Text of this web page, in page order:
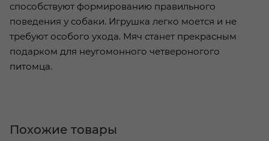
способствуют формированию правильного
поведения у собаки. Игрушка легко моется и не
требуют особого ухода. Мяч станет прекрасным
подарком для неугомонного четвероногого
питомца.
Похожие товары